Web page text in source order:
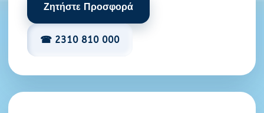
Ζητήστε Προσφορά
☎ 2310 810 000